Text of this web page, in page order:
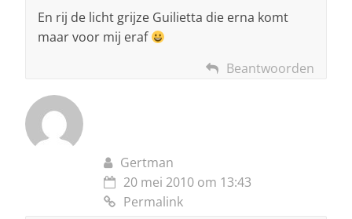
En rij de licht grijze Guilietta die erna komt
maar voor mij eraf
Beantwoorden
Gertman
20 mei 2010 om 13:43
Permalink